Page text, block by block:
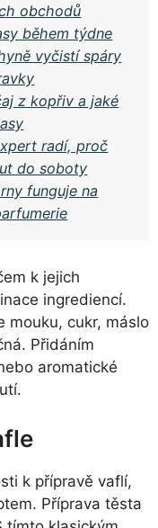
obchodů
během týdne
vyčistí spáry
z kopřiv a jaké
radí, proč
do soboty
funguje na
k jejich
ingrediencí.
mouku, cukr, máslo
Přidáním
aromatické
k přípravě vaflí,
Příprava těsta